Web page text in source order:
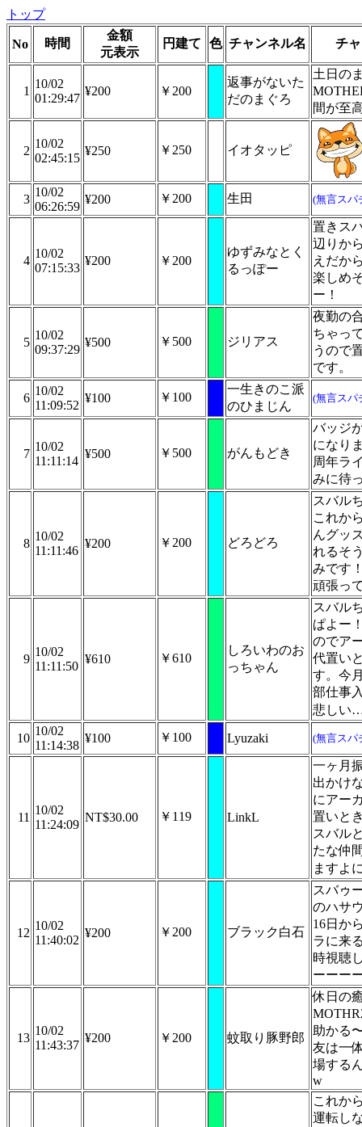
トップ
No 時間
金額
元表示
円建て 色 チャンネル名 チ
1
10/02
01:29:47
¥200 ￥200
返事がないた
だのまぐろ
土日の
間が至
2
10/02
02:45:15
¥250 ￥250 イオタッピ
3
10/02
06:26:59
¥200 ￥200 生田 (無言スパ
4
10/02
07:15:33
¥200 ￥200
ゆずみなとく
るっぽー
置きス
辺りか
えだか
楽しめ
ー！
5
10/02
09:37:29
¥500 ￥500 ジリアス
夜勤の
ちゃっ
うので
です。
6
10/02
11:09:52
¥100 ￥100
一生きのこ派
のひまじん
(無言スパ
7
10/02
11:11:14
¥500 ￥500 がんもどき
バッジ
になり
周年ラ
みに待
8
10/02
11:11:46
¥200 ￥200 どろどろ
スバル
これか
んグッ
れるそ
みです
頑張っ
9
10/02
11:11:50
¥610 ￥610
しろいわのお
っちゃん
スバル
ぱよー
のでア
代置い
す。今
部仕事
悲しい
10
10/02
11:14:38
¥100 ￥100 Lyuzaki (無言スパ
11
10/02
11:24:09
NT$30.00 ￥119 LinkL
一ヶ月
出かけ
にアー
置いと
スバル
たな仲
ますよ
12
10/02
11:40:02
¥200 ￥200 ブラック白石
スバゥ
のハサ
16日か
ラに来
時視聴
ーーー
13
10/02
11:43:37
¥200 ￥200 蚊取り豚野郎
休日の
助かる
友は一
場する
w
これか
運転し